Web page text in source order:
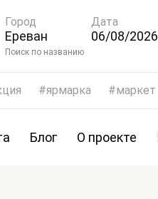
Город
Ереван
Дата
06/08/
Поиск по названию
ярмарка маркет
Блог О проекте